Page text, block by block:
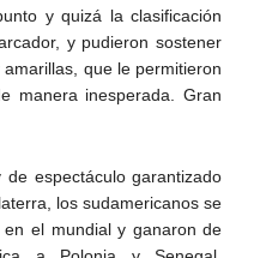
y quizá la clasificación
y pudieron sostener
que le permitieron
manera inesperada. Gran
espectáculo garantizado
los sudamericanos se
el mundial y ganaron de